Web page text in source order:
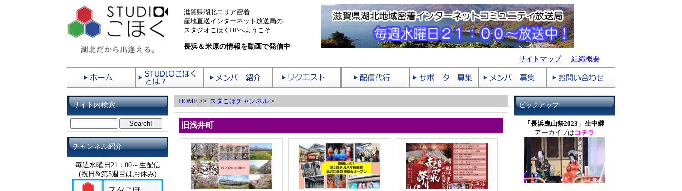
滋賀県湖北エリア密着
産地直送インターネット放送局の
スタジオこほくHPへようこそ
長浜＆米原の情報を動画で発信中
サイトマップ
組織概要
サイト内検索
チャンネル紹介
毎週水曜日21：00～生配信
(祝日&第5週目はお休み)
ピックアップ
「長浜曳山祭2023」生中継
アーカイブは コチラ
HOME >> スタこほチャンネル >
旧浅井町